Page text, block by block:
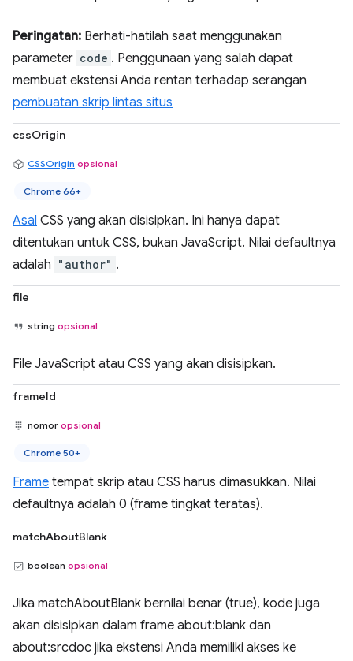
Peringatan: Berhati-hatilah saat menggunakan
parameter code . Penggunaan yang salah dapat
membuat ekstensi Anda rentan terhadap serangan
pembuatan skrip lintas situs
cssOrigin
CSSOrigin opsional
Chrome 66+
Asal CSS yang akan disisipkan. Ini hanya dapat
ditentukan untuk CSS, bukan JavaScript. Nilai defaultnya
adalah "author" .
file
string opsional
File JavaScript atau CSS yang akan disisipkan.
frameId
nomor opsional
Chrome 50+
Frame tempat skrip atau CSS harus dimasukkan. Nilai
defaultnya adalah 0 (frame tingkat teratas).
matchAboutBlank
boolean opsional
Jika matchAboutBlank bernilai benar (true), kode juga
akan disisipkan dalam frame about:blank dan
about:srcdoc jika ekstensi Anda memiliki akses ke